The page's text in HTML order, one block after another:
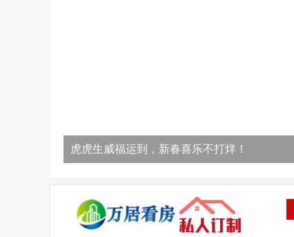
虎虎生威福运到，新春喜乐不打烊！